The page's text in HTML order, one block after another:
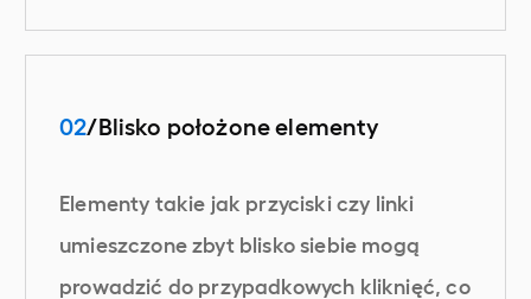
02/Blisko położone elementy
Elementy takie jak przyciski czy linki
umieszczone zbyt blisko siebie mogą
prowadzić do przypadkowych kliknięć, co